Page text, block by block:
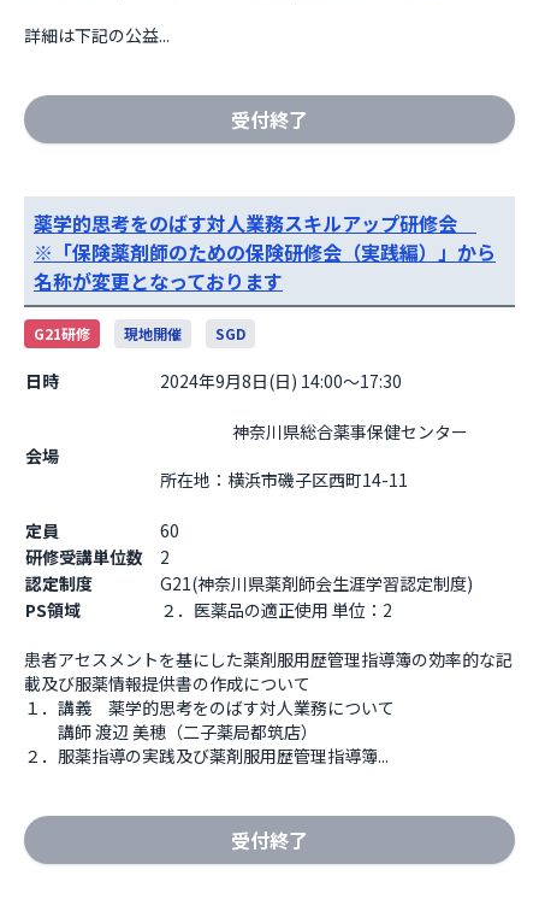
詳細は下記の公益...
受付終了
薬学的思考をのばす対人業務スキルアップ研修会
※「保険薬剤師のための保険研修会（実践編）」から
名称が変更となっております
G21研修 現地開催 SGD
日時 2024年9月8日(日) 14:00～17:30
会場
所在地：横浜市磯子区西町14-11
定員
60
研修受講単位数
2
認定制度
G21(神奈川県薬剤師会生涯学習認定制度)
PS領域
２．医薬品の適正使用 単位：2
患者アセスメントを基にした薬剤服用歴管理指導簿の効率的な記
載及び服薬情報提供書の作成について
１．講義　薬学的思考をのばす対人業務について
講師 渡辺 美穂（二子薬局都筑店）
２．服薬指導の実践及び薬剤服用歴管理指導簿...
受付終了